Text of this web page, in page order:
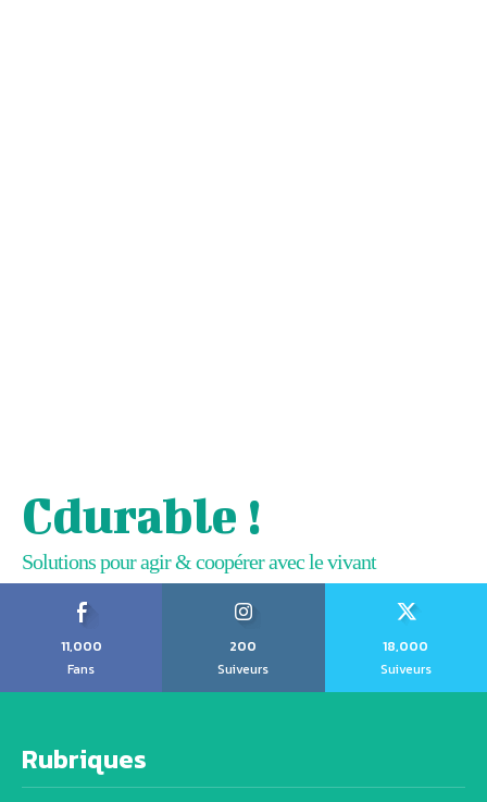
Cdurable !
Solutions pour agir & coopérer avec le vivant
11,000
Fans
200
Suiveurs
18,000
Suiveurs
Rubriques